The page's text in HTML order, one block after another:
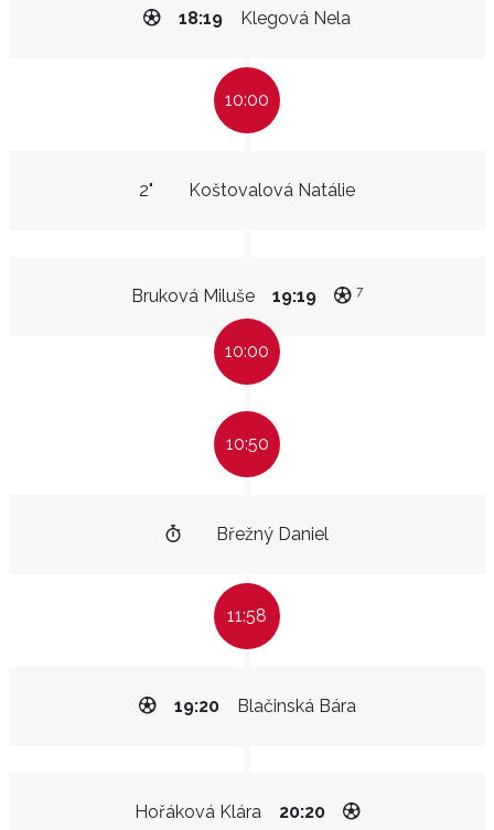
Klegová Nela
18:19
10:00
Koštovalová Natálie
2"
Bruková Miluše 19:19 7
10:00
10:50
Břežný Daniel
11:58
Blačinská Bára
19:20
Hořáková Klára 20:20